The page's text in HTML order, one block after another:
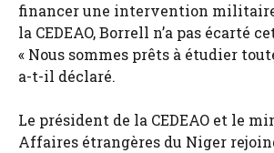
financer une intervention militaire
la CEDEAO, Borrell n’a pas écarté
« Nous sommes prêts à étudier
a-t-il déclaré.
Le président de la CEDEAO et le
Affaires étrangères du Niger